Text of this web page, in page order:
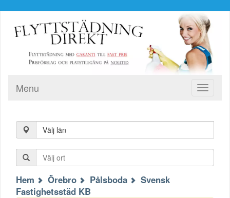
Toggle
Menu
Välj län
Hem Örebro Pålsboda
Svensk
Fastighetsstäd KB